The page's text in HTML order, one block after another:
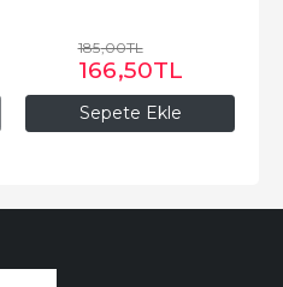
Sepete Ekle
185,00TL
166,50TL